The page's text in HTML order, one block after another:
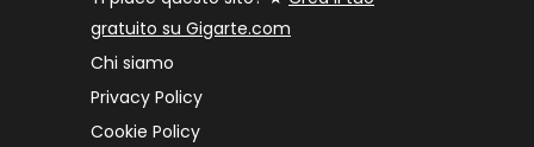
gratuito su Gigarte.com
Chi siamo
Privacy Policy
Cookie Policy